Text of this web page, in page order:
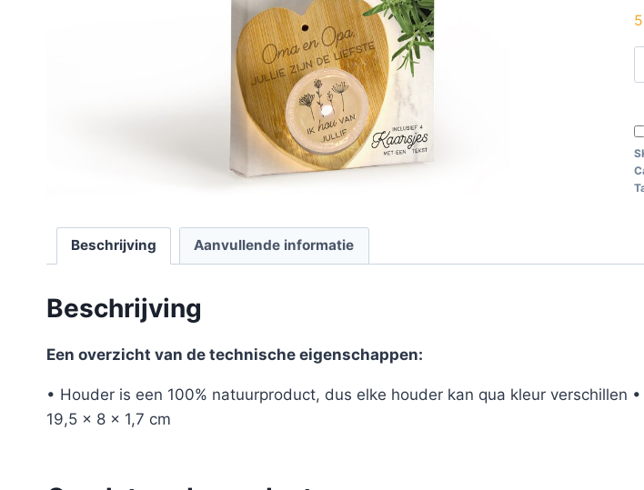
Beschrijving Aanvullende informatie
Beschrijving
Een overzicht van de technische eigenschappen:
• Houder is een 100% natuurproduct, dus elke houder kan qua kleur verschillen
19,5 x 8 x 1,7 cm